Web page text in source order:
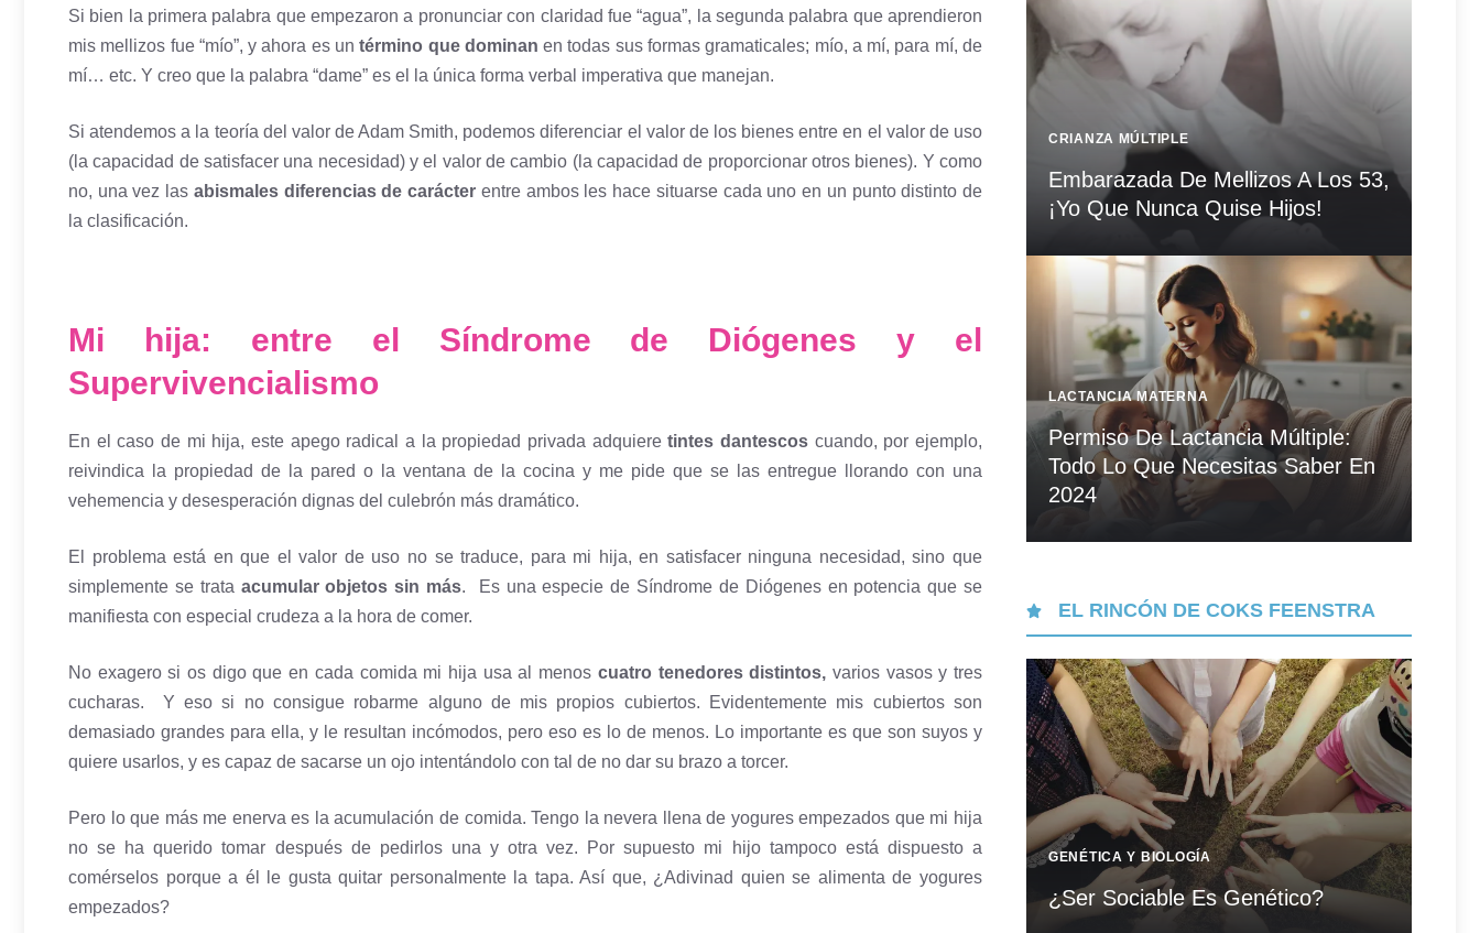
Si bien la primera palabra que empezaron a pronunciar con claridad fue “agua”, la segunda palabra que aprendieron
mis mellizos fue “mío”, y ahora es untérmino que dominan en todas sus formas gramaticales; mío, a mí, para mí, de
mí… etc. Y creo que la palabra “dame” es el la única forma verbal imperativa que manejan.
Si atendemos a la teoría del valor de Adam Smith, podemos diferenciar el valor de los bienes entre en el valor de uso
(la capacidad de satisfacer una necesidad) y el valor de cambio (la capacidad de proporcionar otros bienes). Y como
no, una vez las abismales diferencias de carácter entre ambos les hace situarse cada uno en un punto distinto de
la clasificación.
Mi hija: entre el Síndrome de Diógenes y el
Supervivencialismo
En el caso de mi hija, este apego radical a la propiedad privada adquieretintes dantescos cuando, por ejemplo,
reivindica la propiedad de la pared o la ventana de la cocina y me pide que se las entregue llorando con una
vehemencia y desesperación dignas del culebrón más dramático.
El problema está en que el valor de uso no se traduce, para mi hija, en satisfacer ninguna necesidad, sino que
simplemente se trata acumular objetos sin más. Es una especie de Síndrome de Diógenes en potencia que se
manifiesta con especial crudeza a la hora de comer.
No exagero si os digo que en cada comida mi hija usa al menos cuatro tenedores distintos, varios vasos y tres
cucharas. Y eso si no consigue robarme alguno de mis propios cubiertos. Evidentemente mis cubiertos son
demasiado grandes para ella, y le resultan incómodos, pero eso es lo de menos. Lo importante es que son suyos y
quiere usarlos, y es capaz de sacarse un ojo intentándolo con tal de no dar su brazo a torcer.
Pero lo que más me enerva es la acumulación de comida. Tengo la nevera llena de yogures empezados que mi hija
no se ha querido tomar después de pedirlos una y otra vez. Por supuesto mi hijo tampoco está dispuesto a
comérselos porque a él le gusta quitar personalmente la tapa. Así que, ¿Adivinad quien se alimenta de yogures
empezados?
CRIANZA MÚLTIPLE
Embarazada De Mellizos A Los 53,
¡Yo Que Nunca Quise Hijos!
LACTANCIA MATERNA
Permiso De Lactancia Múltiple:
Todo Lo Que Necesitas Saber En
2024
EL RINCÓN DE COKS FEENSTRA
GENÉTICA Y BIOLOGÍA
¿Ser Sociable Es Genético?